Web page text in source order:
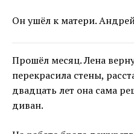
Он ушёл к матери.
Прошёл месяц. Лена
перекрасила стены,
двадцать лет она сама
диван.